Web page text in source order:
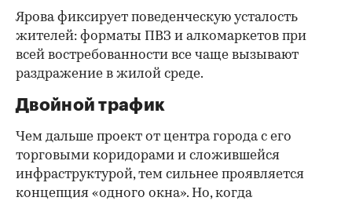
Ярова фиксирует поведенческую усталость
жителей: форматы ПВЗ и алкомаркетов при
всей востребованности все чаще вызывают
раздражение в жилой среде.
Двойной трафик
Чем дальше проект от центра города с его
торговыми коридорами и сложившейся
инфраструктурой, тем сильнее проявляется
концепция «одного окна». Но, когда